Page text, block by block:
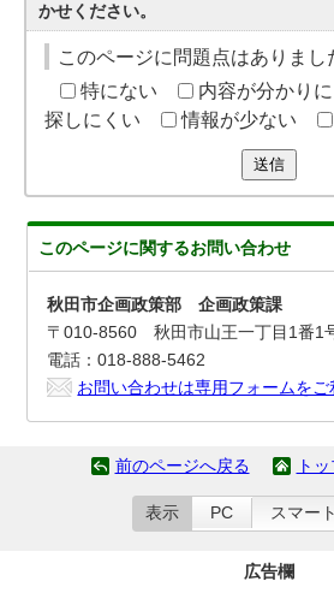
かせください。
このページに問題点はありまし
特にない
内容が分かり
探しにくい
情報が少ない
送信
このページに関するお問い合わせ
秋田市企画政策部 企画政策課
〒010-8560 秋田市山王一丁目1番
電話：018-888-5462
お問い合わせは専用フォームをご
前のページへ戻る ト
表示 PC スマー
広告欄